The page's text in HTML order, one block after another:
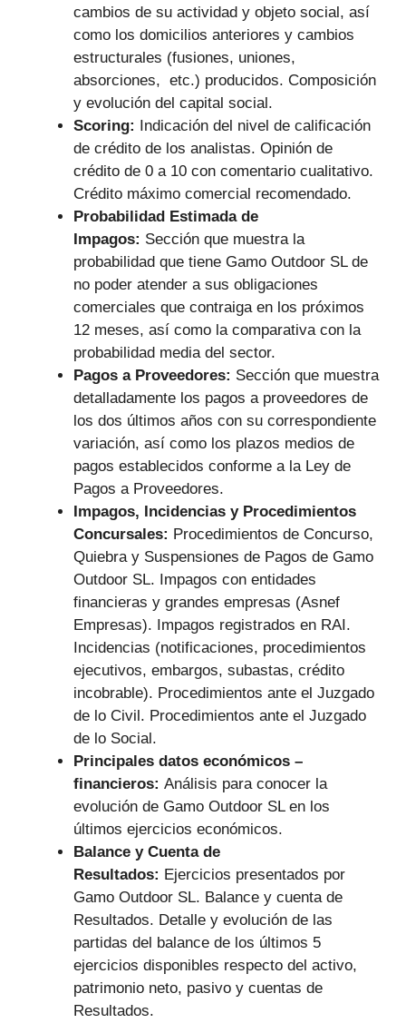
cambios de su actividad y objeto social, así
como los domicilios anteriores y cambios
estructurales (fusiones, uniones,
absorciones, etc.) producidos. Composición
y evolución del capital social.
Scoring: Indicación del nivel de calificación
de crédito de los analistas. Opinión de
crédito de 0 a 10 con comentario cualitativo.
Crédito máximo comercial recomendado.
Probabilidad Estimada de
Impagos: Sección que muestra la
probabilidad que tiene Gamo Outdoor SL de
no poder atender a sus obligaciones
comerciales que contraiga en los próximos
12 meses, así como la comparativa con la
probabilidad media del sector.
Pagos a Proveedores: Sección que muestra
detalladamente los pagos a proveedores de
los dos últimos años con su correspondiente
variación, así como los plazos medios de
pagos establecidos conforme a la Ley de
Pagos a Proveedores.
Impagos, Incidencias y Procedimientos
Concursales: Procedimientos de Concurso,
Quiebra y Suspensiones de Pagos de Gamo
Outdoor SL. Impagos con entidades
financieras y grandes empresas (Asnef
Empresas). Impagos registrados en RAI.
Incidencias (notificaciones, procedimientos
ejecutivos, embargos, subastas, crédito
incobrable). Procedimientos ante el Juzgado
de lo Civil. Procedimientos ante el Juzgado
de lo Social.
Principales datos económicos –
financieros: Análisis para conocer la
evolución de Gamo Outdoor SL en los
últimos ejercicios económicos.
Balance y Cuenta de
Resultados: Ejercicios presentados por
Gamo Outdoor SL. Balance y cuenta de
Resultados. Detalle y evolución de las
partidas del balance de los últimos 5
ejercicios disponibles respecto del activo,
patrimonio neto, pasivo y cuentas de
Resultados.